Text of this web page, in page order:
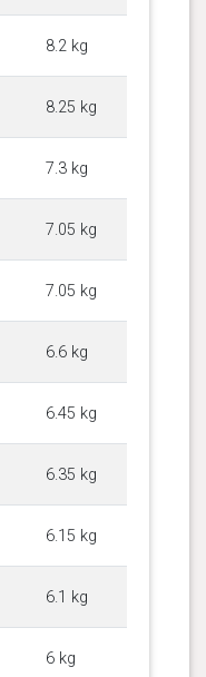
8.2 kg
8.25 kg
7.3 kg
7.05 kg
7.05 kg
6.6 kg
6.45 kg
6.35 kg
6.15 kg
6.1 kg
6 kg